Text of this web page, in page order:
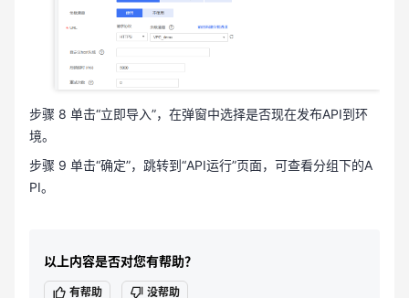
步骤 8 单击“立即导入”，在弹窗中选择是否现在发布API到环
境。
步骤 9 单击“确定”，跳转到“API运行”页面，可查看分组下的A
PI。
以上内容是否对您有帮助？
有帮助 没帮助